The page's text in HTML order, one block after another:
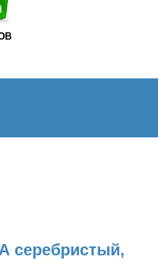
серебристый,